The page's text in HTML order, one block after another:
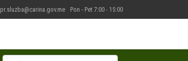
pr.sluzba@carina.gov.me Pon - Pet 7:00 - 15:00